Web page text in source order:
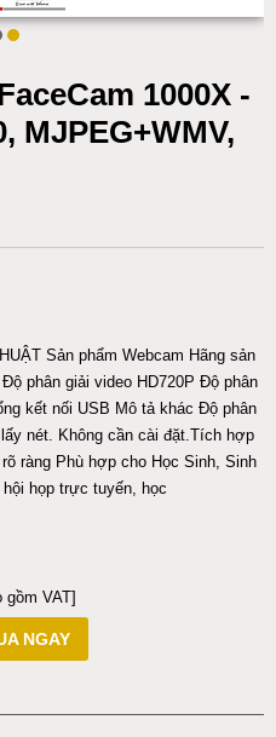
1000X -
MJPEG+WMV,
Sản phẩm Webcam Hãng sản
phân giải video HD720P Độ phân
kết nối USB Mô tả khác Độ phân
nét. Không cần cài đặt.Tích hợp
ràng Phù hợp cho Học Sinh, Sinh
họp trực tuyến, học
gồm VAT]
NGAY